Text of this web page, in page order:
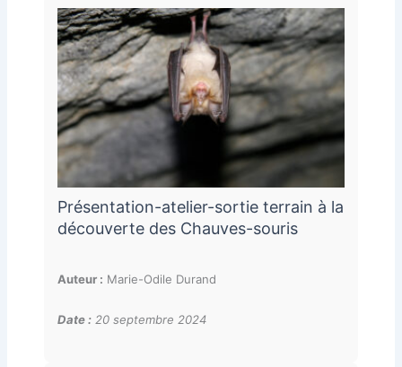
Présentation-atelier-sortie terrain à la
découverte des Chauves-souris
Auteur : Marie-Odile Durand
Date : 20 septembre 2024